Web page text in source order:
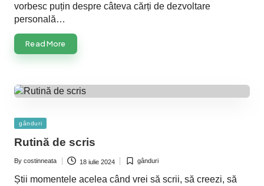
vorbesc puțin despre câteva cărți de dezvoltare
personală…
Read More
Posted
gânduri
Rutină de scris
Posted
By costinneata 18 iulie 2024
Postedgânduri
Știi momentele acelea când vrei să scrii, să creezi, să